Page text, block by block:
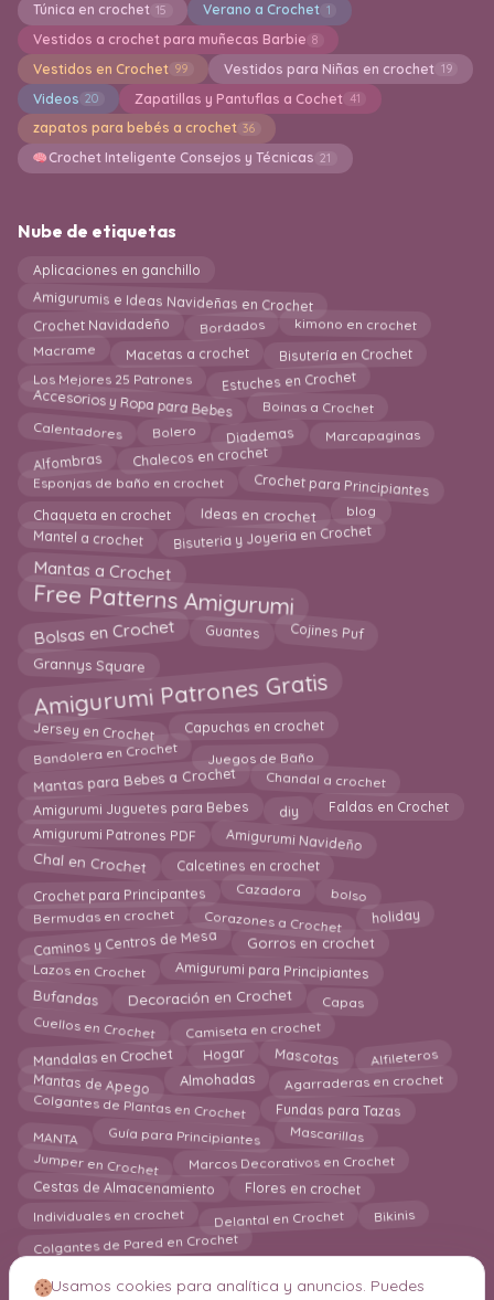
Túnica en crochet 15 Verano a Crochet 1
Vestidos a crochet para muñecas Barbie 8
Vestidos en Crochet 99 Vestidos para Niñas en crochet 19
Videos 20 Zapatillas y Pantuflas a Cochet 41
zapatos para bebés a crochet 36
Crochet Inteligente Consejos y Técnicas 21
Nube de etiquetas
Aplicaciones en ganchillo
Amigurumis e Ideas Navideñas en Crochet
Crochet Navidadeño Bordados kimono en crochet
Macrame Macetas a crochet Bisutería en Crochet
Los Mejores 25 Patrones Estuches en Crochet
Accesorios y Ropa para Bebes Boinas a Crochet
Calentadores Bolero Diademas Marcapaginas
Alfombras Chalecos en crochet
Esponjas de baño en crochet Crochet para Principiantes
Chaqueta en crochet Ideas en crochet blog
Mantel a crochet Bisuteria y Joyeria en Crochet
Mantas a Crochet
Free Patterns Amigurumi
Bolsas en Crochet Guantes Cojines Puf
Grannys Square
Amigurumi Patrones Gratis
Jersey en Crochet Capuchas en crochet
Bandolera en Crochet Juegos de Baño
Mantas para Bebes a Crochet Chandal a crochet
Amigurumi Juguetes para Bebes diy Faldas en Crochet
Amigurumi Patrones PDF Amigurumi Navideño
Chal en Crochet Calcetines en crochet
Crochet para Principantes Cazadora bolso
Bermudas en crochet Corazones a Crochet holiday
Caminos y Centros de Mesa Gorros en crochet
Lazos en Crochet Amigurumi para Principiantes
Bufandas Decoración en Crochet Capas
Cuellos en Crochet Camiseta en crochet
Mandalas en Crochet Hogar Mascotas Alfileteros
Mantas de Apego Almohadas Agarraderas en crochet
Colgantes de Plantas en Crochet Fundas para Tazas
MANTA Guía para Principiantes Mascarillas
Jumper en Crochet Marcos Decorativos en Crochet
Cestas de Almacenamiento Flores en crochet
Individuales en crochet Delantal en Crochet Bikinis
Colgantes de Pared en Crochet
Usamos cookies para analítica y anuncios. Puedes